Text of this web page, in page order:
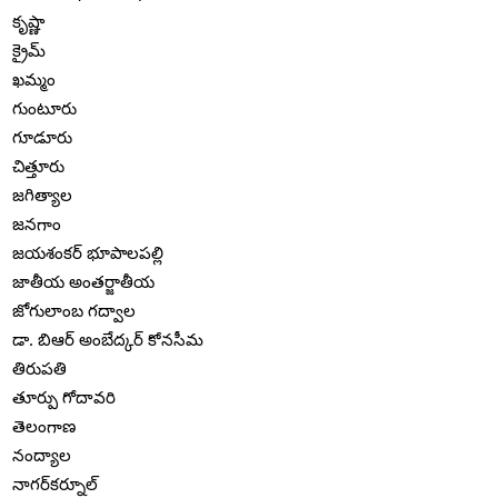
కృష్ణా
క్రైమ్
ఖమ్మం
గుంటూరు
గూడూరు
చిత్తూరు
జగిత్యాల
జనగాం
జయశంకర్ భూపాలపల్లి
జాతీయ అంతర్జాతీయ
జోగులాంబ గద్వాల
డా. బిఆర్ అంబేద్కర్ కోనసీమ
తిరుపతి
తూర్పు గోదావరి
తెలంగాణ
నంద్యాల
నాగర్‌కర్నూల్